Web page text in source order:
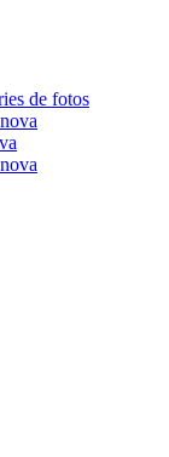
de fotos